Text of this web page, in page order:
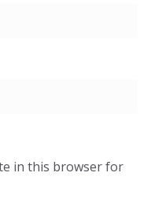
in this browser for